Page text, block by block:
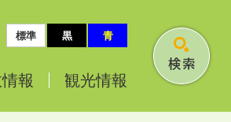
標準 黒 青
報 観光情報
検